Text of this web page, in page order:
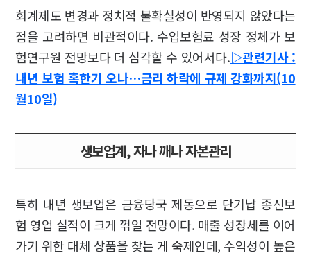
회계제도 변경과 정치적 불확실성이 반영되지 않았다는
점을 고려하면 비관적이다. 수입보험료 성장 정체가 보
험연구원 전망보다 더 심각할 수 있어서다.▷관련기사 :
내년 보험 혹한기 오나…금리 하락에 규제 강화까지(10
월10일)
생보업계, 자나 깨나 자본관리
특히 내년 생보업은 금융당국 제동으로 단기납 종신보
험 영업 실적이 크게 꺾일 전망이다. 매출 성장세를 이어
가기 위한 대체 상품을 찾는 게 숙제인데, 수익성이 높은